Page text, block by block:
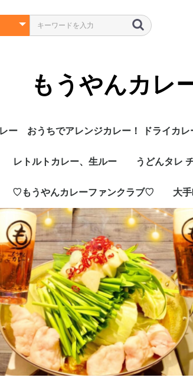
もうやんカレ
ー おうちでアレンジカレー！ ドライカレ
レトルトカレー、生ルー うどんタレ
♡もうやんカレーファンクラブ♡ 大